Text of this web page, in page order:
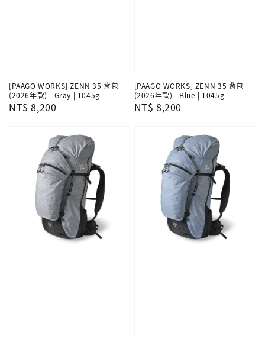
[PAAGO WORKS] ZENN 35 背包
(2026年款) - Gray | 1045g
Regular
NT$ 8,200
[PAAGO WORKS] ZENN 35 背包
(2026年款) - Blue | 1045g
Regular
NT$ 8,200